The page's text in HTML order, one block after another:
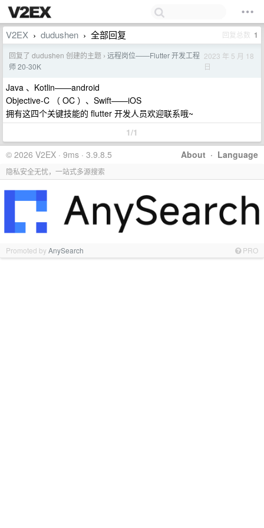
V2EX › dudushen › 全部回复 回复总数 1
回复了 dudushen 创建的主题 › 远程岗位——Flutter 开发工程
师 20-30K
2023 年 5 月 18
日
Java 、Kotlin——android
Objective-C （ OC ）、Swift——iOS
拥有这四个关键技能的 flutter 开发人员欢迎联系哦~
1/1
About · Language
© 2026 V2EX · 9ms · 3.9.8.5
隐私安全无忧，一站式多源搜索
Promoted byAnySearch PRO